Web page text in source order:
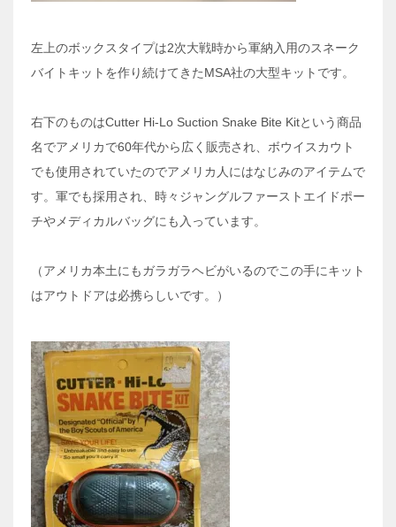
左上のボックスタイプは2次大戦時から軍納入用のスネーク
バイトキットを作り続けてきたMSA社の大型キットです。
右下のものはCutter Hi-Lo Suction Snake Bite Kitという商品
名でアメリカで60年代から広く販売され、ボウイスカウト
でも使用されていたのでアメリカ人にはなじみのアイテムで
す。軍でも採用され、時々ジャングルファーストエイドポー
チやメディカルバッグにも入っています。
（アメリカ本土にもガラガラヘビがいるのでこの手にキット
はアウトドアは必携らしいです。）